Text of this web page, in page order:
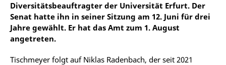
Diversitätsbeauftragter der Universität Erfurt. Der
Senat hatte ihn in seiner Sitzung am 12. Juni für drei
Jahre gewählt. Er hat das Amt zum 1. August
angetreten.
Tischmeyer folgt auf Niklas Radenbach, der seit 2021